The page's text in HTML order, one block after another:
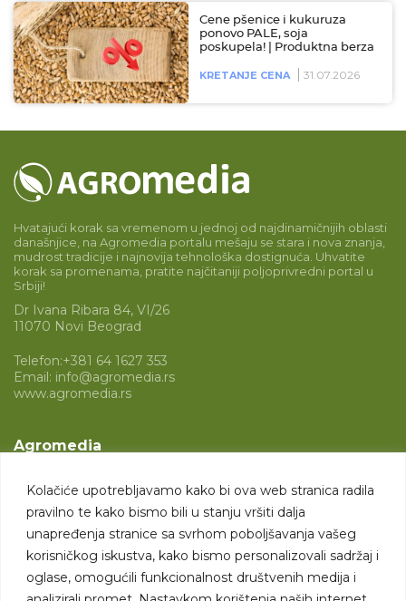
Kolačiće upotrebljavamo kako bi ova web stranica radila
pravilno te kako bismo bili u stanju vršiti dalja
unapređenja stranice sa svrhom poboljšavanja vašeg
korisničkog iskustva, kako bismo personalizovali sadržaj i
oglase, omogućili funkcionalnost društvenih medija i
Cene pšenice i kukuruza
ponovo PALE, soja
poskupela! | Produktna berza
KRETANJE CENA 31.07.2026
Hvatajući korak sa vremenom u jednoj od najdinamičnijih oblasti
današnjice, na Agromedia portalu mešaju se stara i nova znanja,
mudrost tradicije i najnovija tehnološka dostignuća. Uhvatite
korak sa promenama, pratite najčitaniji poljoprivredni portal u
Srbiji!
Dr Ivana Ribara 84, VI/26
11070 Novi Beograd
Telefon:+381 64 1627 353
Email: info@agromedia.rs
www.agromedia.rs
Agromedia
Svet poljoprivrede
Marketing usluge
Tražimo saradnike